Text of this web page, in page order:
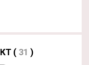
( 31 )